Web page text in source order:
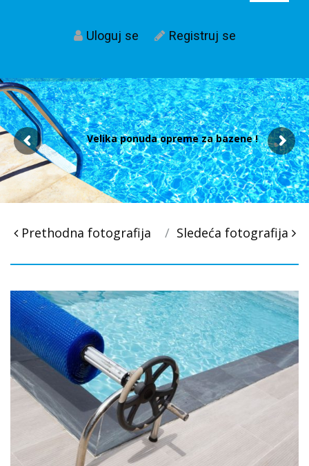
Uloguj se Registruj se
Velika ponuda opreme za bazene !
Post
Prethodna fotografija Sledeća fotografija